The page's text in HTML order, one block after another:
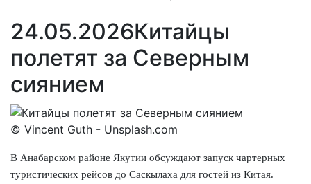
24.05.2026Китайцы
полетят за Северным
сиянием
© Vincent Guth - Unsplash.com
В Анабарском районе Якутии обсуждают запуск чартерных
туристических рейсов до Саскылаха для гостей из Китая.